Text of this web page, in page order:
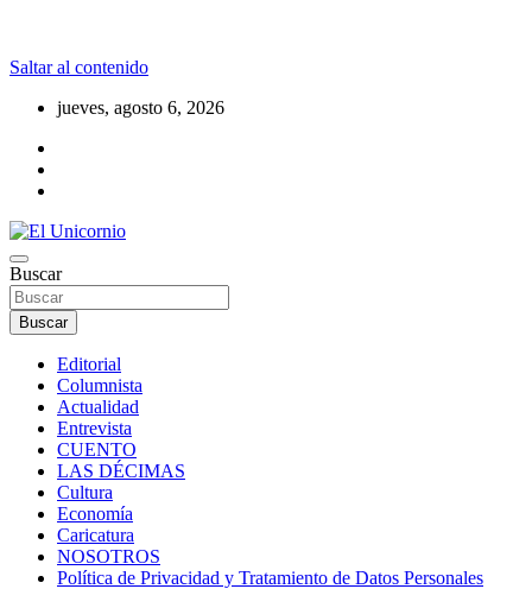
Saltar al contenido
jueves, agosto 6, 2026
El Unicornio
La realidad supera la fantasía
Buscar
Buscar
Editorial
Columnista
Actualidad
Entrevista
CUENTO
LAS DÉCIMAS
Cultura
Economía
Caricatura
NOSOTROS
Política de Privacidad y Tratamiento de Datos Personales